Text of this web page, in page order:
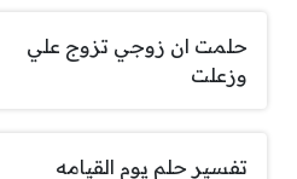
حلمت ان زوجي تزوج علي
وزعلت
تفسير حلم يوم القيامه